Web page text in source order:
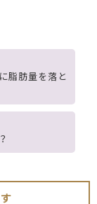
脂肪量を落と